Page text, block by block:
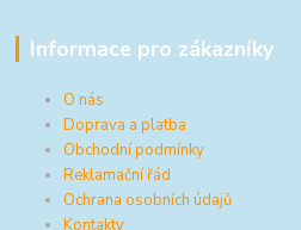
Informace pro zákazníky
O nás
Doprava a platba
Obchodní podmínky
Reklamační řád
Ochrana osobních údajů
Kontakty